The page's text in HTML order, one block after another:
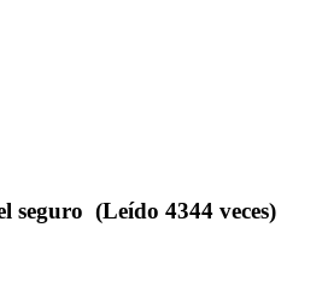
seguro (Leído 4344 veces)